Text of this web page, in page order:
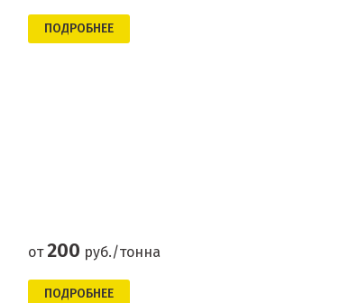
ПОДРОБНЕЕ
от200 руб./тонна
ПОДРОБНЕЕ